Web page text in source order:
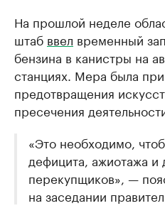
На прошлой неделе
штаб ввел временный
бензина в канистры на
станциях. Мера была
предотвращения
пресечения
«Это необходимо,
дефицита, ажиотажа и
перекупщиков», —
на заседании